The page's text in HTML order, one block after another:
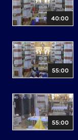
40:00
55:00
55:00